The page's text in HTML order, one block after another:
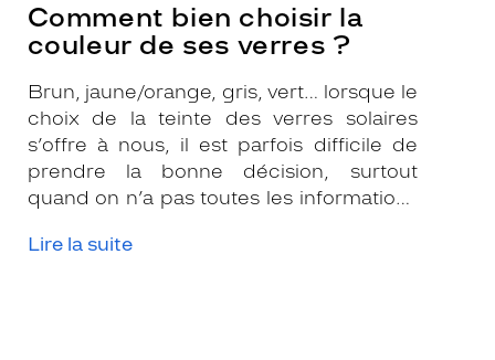
Comment bien choisir la
couleur de ses verres ?
Brun, jaune/orange, gris, vert… lorsque le
choix de la teinte des verres solaires
s’offre à nous, il est parfois difficile de
prendre la bonne décision, surtout
quand on n’a pas toutes les informations
pour vous conseiller et apporter leur
Lire la suite